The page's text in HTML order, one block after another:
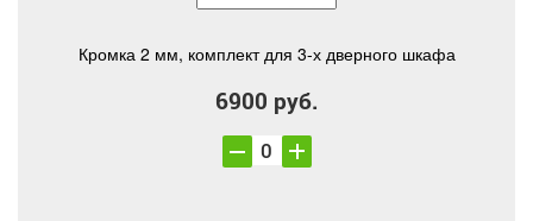
Кромка 2 мм, комплект для 3-х дверного шкафа
6900 руб.